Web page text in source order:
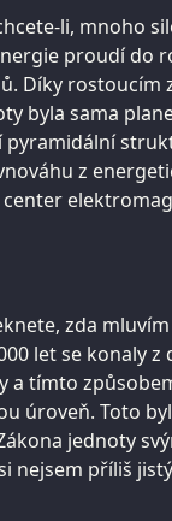
li, mnoho
proudí do
Díky rostoucím
byla sama
pyramidální
z
zda
let se konaly
a tímto
úroveň. Toto
jednoty
nejsem příliš